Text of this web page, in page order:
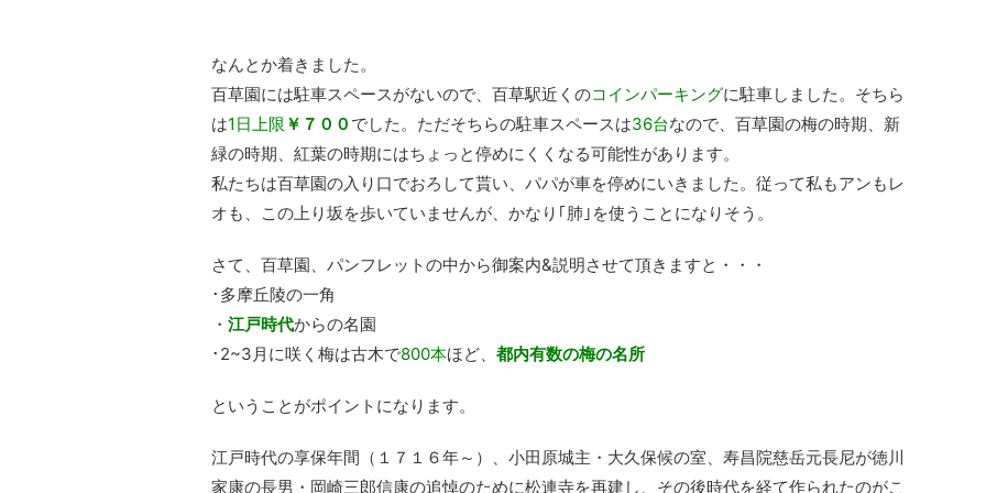
なんとか着きました。
百草園には駐車スペースがないので、百草駅近くのコインパーキングに駐車しました。そちら
は1日上限 ￥７００ でした。ただそちらの駐車スペースは36台なので、百草園の梅の時期、新
緑の時期、紅葉の時期にはちょっと停めにくくなる可能性があります。
私たちは百草園の入り口でおろして貰い、パパが車を停めにいきました。従って私もアンもレ
オも、この上り坂を歩いていませんが、かなり｢肺｣を使うことになりそう。
さて、百草園、パンフレットの中から御案内&説明させて頂きますと・・・
･多摩丘陵の一角
・ 江戸時代からの名園
･2~3月に咲く梅は古木で800本ほど、 都内有数の梅の名所
ということがポイントになります。
江戸時代の享保年間（１７１６年～）、小田原城主・大久保候の室、寿昌院慈岳元長尼が徳川
家康の長男・岡崎三郎信康の追悼のために松連寺を再建し、その後時代を経て作られたのがこ